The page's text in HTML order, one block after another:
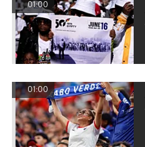
01:00
01:00